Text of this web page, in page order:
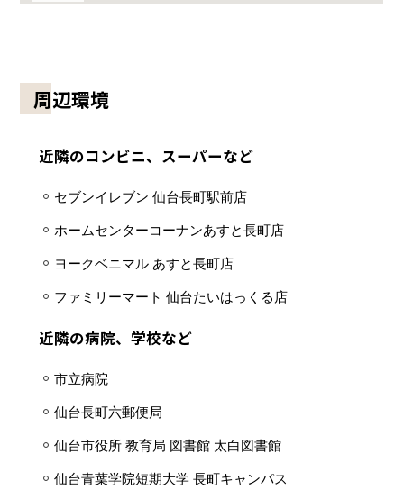
周辺環境
近隣のコンビニ、スーパーなど
セブンイレブン 仙台長町駅前店
ホームセンターコーナンあすと長町店
ヨークベニマル あすと長町店
ファミリーマート 仙台たいはっくる店
近隣の病院、学校など
市立病院
仙台長町六郵便局
仙台市役所 教育局 図書館 太白図書館
仙台青葉学院短期大学 長町キャンパス